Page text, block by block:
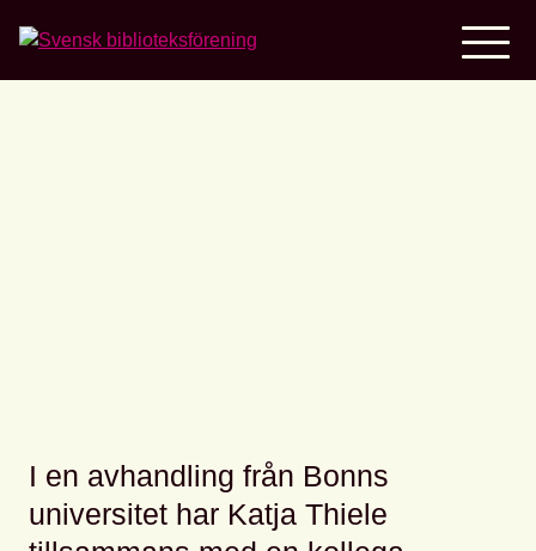
I en avhandling från Bonns
universitet har Katja Thiele